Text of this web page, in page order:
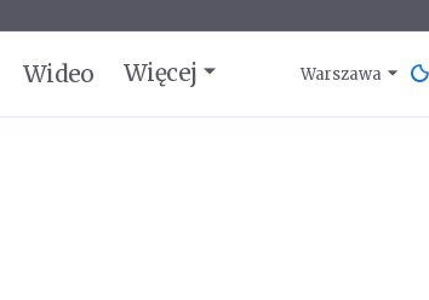
Wideo Więcej Warszawa